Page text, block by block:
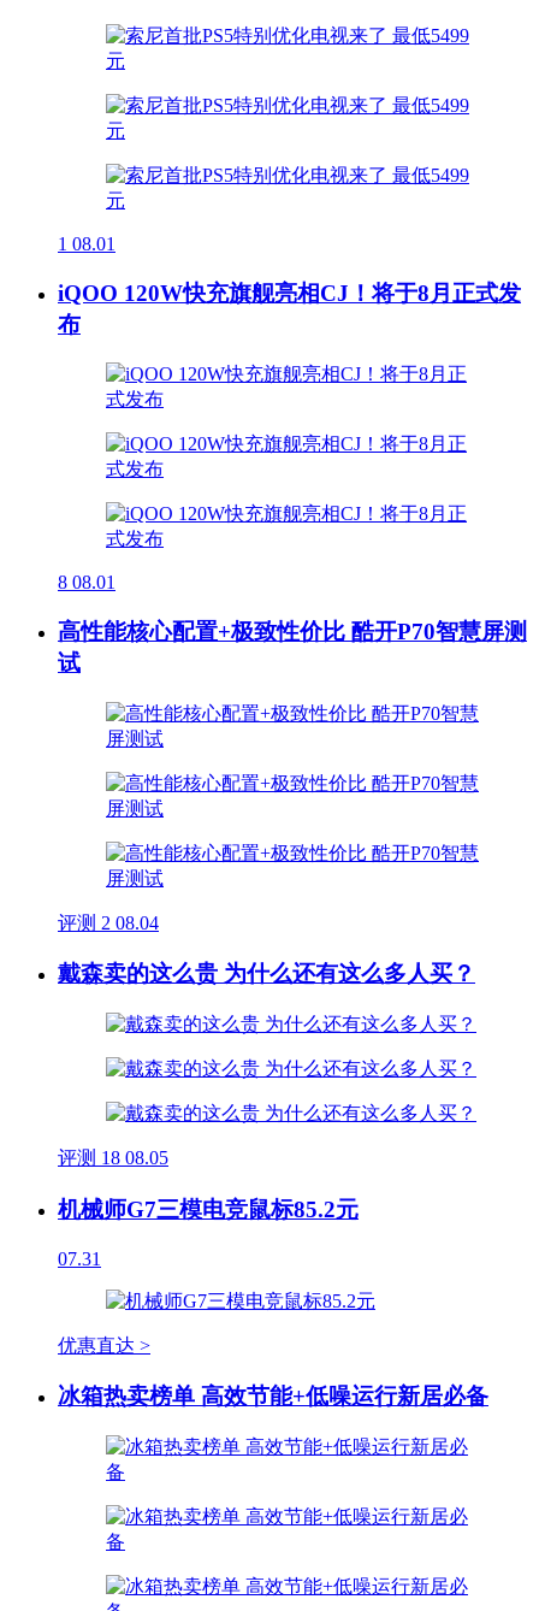
1 08.01
iQOO 120W快充旗舰亮相CJ！将于8月正式发
布
8 08.01
高性能核心配置+极致性价比 酷开P70智慧屏测
试
评测 2 08.04
戴森卖的这么贵 为什么还有这么多人买？
评测 18 08.05
机械师G7三模电竞鼠标85.2元
07.31
优惠直达 >
冰箱热卖榜单 高效节能+低噪运行新居必备